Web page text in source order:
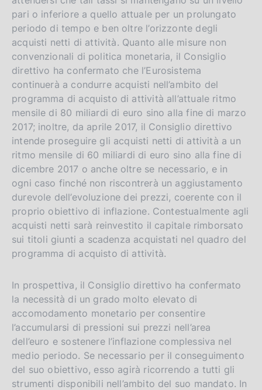
pari o inferiore a quello attuale per un prolungato
periodo di tempo e ben oltre l’orizzonte degli
acquisti netti di attività. Quanto alle misure non
convenzionali di politica monetaria, il Consiglio
direttivo ha confermato che l’Eurosistema
continuerà a condurre acquisti nell’ambito del
programma di acquisto di attività all’attuale ritmo
mensile di 80 miliardi di euro sino alla fine di marzo
2017; inoltre, da aprile 2017, il Consiglio direttivo
intende proseguire gli acquisti netti di attività a un
ritmo mensile di 60 miliardi di euro sino alla fine di
dicembre 2017 o anche oltre se necessario, e in
ogni caso finché non riscontrerà un aggiustamento
durevole dell’evoluzione dei prezzi, coerente con il
proprio obiettivo di inflazione. Contestualmente agli
acquisti netti sarà reinvestito il capitale rimborsato
sui titoli giunti a scadenza acquistati nel quadro del
programma di acquisto di attività.
In prospettiva, il Consiglio direttivo ha confermato
la necessità di un grado molto elevato di
accomodamento monetario per consentire
l’accumularsi di pressioni sui prezzi nell’area
dell’euro e sostenere l’inflazione complessiva nel
medio periodo. Se necessario per il conseguimento
del suo obiettivo, esso agirà ricorrendo a tutti gli
strumenti disponibili nell’ambito del suo mandato. In